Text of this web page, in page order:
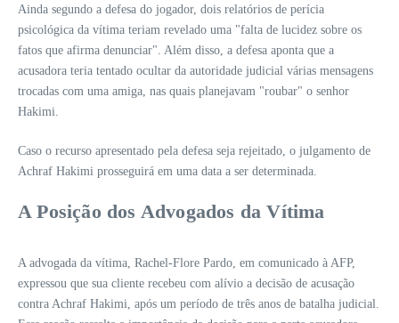
Ainda segundo a defesa do jogador, dois relatórios de perícia
psicológica da vítima teriam revelado uma "falta de lucidez sobre os
fatos que afirma denunciar". Além disso, a defesa aponta que a
acusadora teria tentado ocultar da autoridade judicial várias mensagens
trocadas com uma amiga, nas quais planejavam "roubar" o senhor
Hakimi.
Caso o recurso apresentado pela defesa seja rejeitado, o julgamento de
Achraf Hakimi prosseguirá em uma data a ser determinada.
A Posição dos Advogados da Vítima
A advogada da vítima, Rachel-Flore Pardo, em comunicado à AFP,
expressou que sua cliente recebeu com alívio a decisão de acusação
contra Achraf Hakimi, após um período de três anos de batalha judicial.